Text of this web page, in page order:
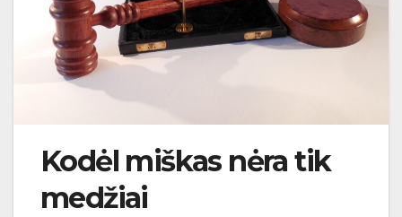
Kodėl miškas nėra tik
medžiai